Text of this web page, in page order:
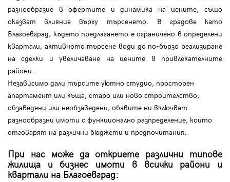
разнообразие в офертите и динамика на цените, също
оказват влияние върху търсенето. В градове като
Благоевград, където предлагането е ограничено в определени
квартали, активното търсене води до по-бързо реализиране
на сделки и увеличаване на цените в привлекателните
райони.
Независимо дали търсите уютно студио, просторен
апартамент или къща, старо или ново строителство,
обзаведени или необзаведени, обявите ни включват
разнообразни имоти с функционално разпределение, които
отговарят на различни бюджети и предпочитания.
При нас може да откриете различни типове
жилища и бизнес имоти в всички райони и
квартали на Благоевград: